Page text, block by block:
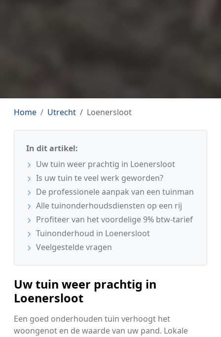
Home Utrecht Loenersloot
In dit artikel:
Uw tuin weer prachtig in Loenersloot
Is uw tuin te veel werk geworden?
De professionele aanpak van een tuinman
Alle tuinonderhoudsdiensten op een rij
Profiteer van het voordelige 9% btw-tarief
Tuinonderhoud in Loenersloot
Veelgestelde vragen
Uw tuin weer prachtig in
Loenersloot
Een goed onderhouden tuin verhoogt het
woongenot en de waarde van uw pand. Lokale